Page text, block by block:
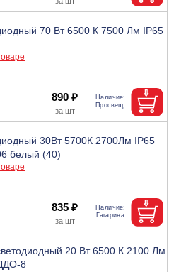
70 Вт 6500 К 7500 Лм IP65
890 ₽
30Вт 5700К 2700Лм IP65
белый (40)
835 ₽
20 Вт 6500 К 2100 Лм
8